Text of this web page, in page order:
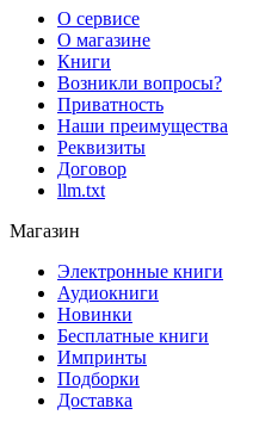
О сервисе
О магазине
Книги
Возникли вопросы?
Приватность
Наши преимущества
Реквизиты
Договор
llm.txt
Магазин
Электронные книги
Аудиокниги
Новинки
Бесплатные книги
Импринты
Подборки
Доставка